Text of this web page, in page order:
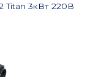
Titan 3кВт 220В